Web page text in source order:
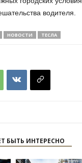
водителя.
НОВОСТИ ТЕСЛА
БЫТЬ ИНТЕРЕСНО